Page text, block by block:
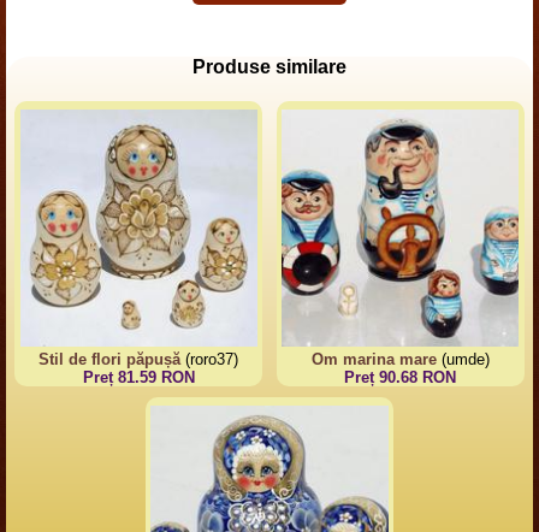
Produse similare
Stil de flori păpușă(roro37)
Preț 81.59 RON
Om marina mare(umde)
Preț 90.68 RON